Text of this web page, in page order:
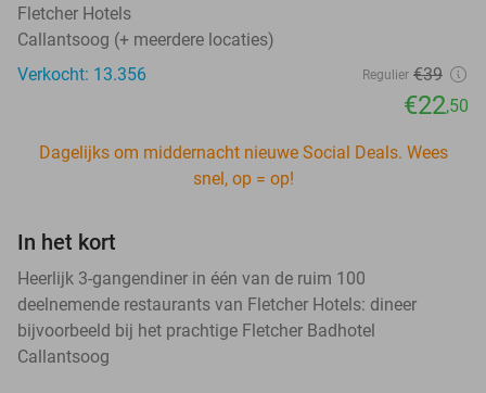
Fletcher Hotels
Callantsoog (+ meerdere locaties)
Verkocht: 13.356
Regulier €39
€22,50
Dagelijks om middernacht nieuwe Social Deals. Wees
snel, op = op!
In het kort
Heerlijk 3-gangendiner in één van de ruim 100
deelnemende restaurants van Fletcher Hotels: dineer
bijvoorbeeld bij het prachtige Fletcher Badhotel
Callantsoog